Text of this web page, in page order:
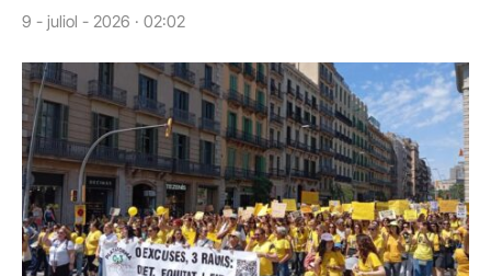
9 - juliol - 2026 · 02:02